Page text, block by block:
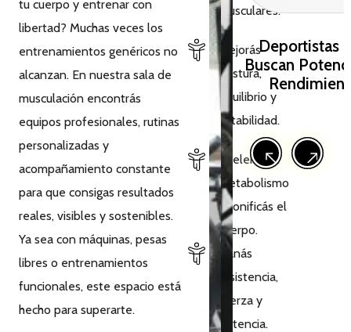
tu cuerpo y entrenar con
libertad? Muchas veces los
entrenamientos genéricos no
alcanzan. En nuestra sala de
musculación encontrás
equipos profesionales, rutinas
personalizadas y
acompañamiento constante
para que consigas resultados
reales, visibles y sostenibles.
Ya sea con máquinas, pesas
libres o entrenamientos
funcionales, este espacio está
hecho para superarte.
musculares.
Mejorás
postura,
equilibrio y
estabilidad.
Acelerás tu
metabolismo
y tonificás el
cuerpo.
Ganás
resistencia,
fuerza y
potencia.
Deportistas
Buscan